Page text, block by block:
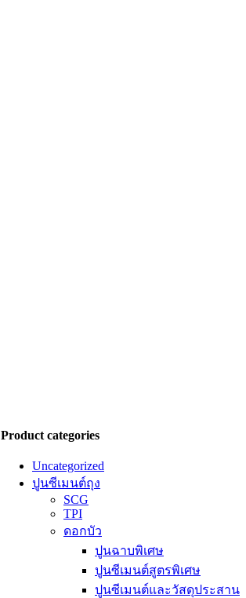
Product categories
Uncategorized
ปูนซีเมนต์ถุง
SCG
TPI
ดอกบัว
ปูนฉาบพิเศษ
ปูนซีเมนต์สูตรพิเศษ
ปูนซีเมนต์และวัสดุประสาน